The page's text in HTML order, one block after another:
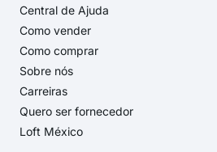
Central de Ajuda
Como vender
Como comprar
Sobre nós
Carreiras
Quero ser fornecedor
Loft México